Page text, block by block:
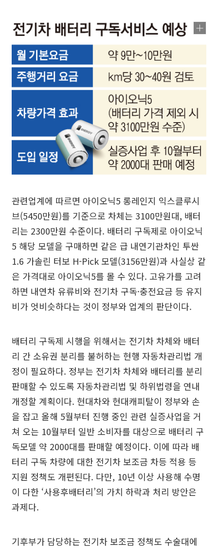
관련업계에 따르면 아이오닉5 롱레인지 익스클루시
브(5450만원)를 기준으로 차체는 3100만원대, 배터
리는 2300만원 수준이다. 배터리 구독제로 아이오닉
5 해당 모델을 구매하면 같은 급 내연기관차인 투싼
1.6 가솔린 터보 H-Pick 모델(3156만원)과 사실상 같
은 가격대로 아이오닉5를 몰 수 있다. 고유가를 고려
하면 내연차 유류비와 전기차 구독·충전요금 등 유지
비가 엇비슷하다는 것이 정부와 업계의 판단이다.
배터리 구독제 시행을 위해서는 전기차 차체와 배터
리 간 소유권 분리를 불허하는 현행 자동차관리법 개
정이 필요하다. 정부는 전기차 차체와 배터리를 분리
판매할 수 있도록 자동차관리법 및 하위법령을 연내
개정할 계획이다. 현대차와 현대캐피탈이 정부와 손
을 잡고 올해 5월부터 진행 중인 관련 실증사업을 거
쳐 오는 10월부터 일반 소비자를 대상으로 배터리 구
독모델 약 2000대를 판매할 예정이다. 이에 따라 배
터리 구독 차량에 대한 전기차 보조금 차등 적용 등
지원 정책도 개편된다. 다만, 10년 이상 사용해 수명
이 다한 ‘사용후배터리’의 가치 하락과 처리 방안은
과제다.
기후부가 담당하는 전기차 보조금 정책도 수술대에